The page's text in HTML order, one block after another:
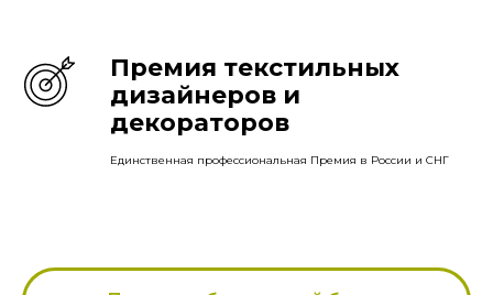
Премия текстильных
дизайнеров и
декораторов
Единственная профессиональная Премия в России и СНГ